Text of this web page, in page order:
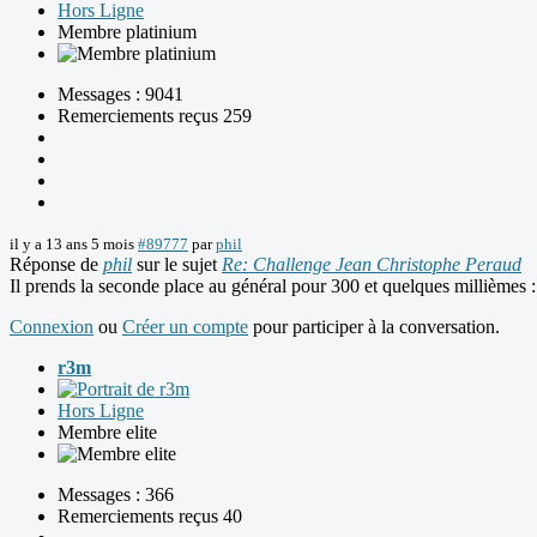
Hors Ligne
Membre platinium
Messages : 9041
Remerciements reçus 259
il y a 13 ans 5 mois #89777 parphil
Réponse de phil sur le sujet Re: Challenge Jean Christophe Peraud
Il prends la seconde place au général pour 300 et quelques millièmes
Connexion ou Créer un compte pour participer à la conversation.
r3m
Hors Ligne
Membre elite
Messages : 366
Remerciements reçus 40